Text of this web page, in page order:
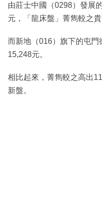
由莊士中國（0298）發展
元，「龍床盤」菁雋較之貴
而新地（016）旗下的屯
15,248元。
相比起來，菁雋較之高出
新盤。